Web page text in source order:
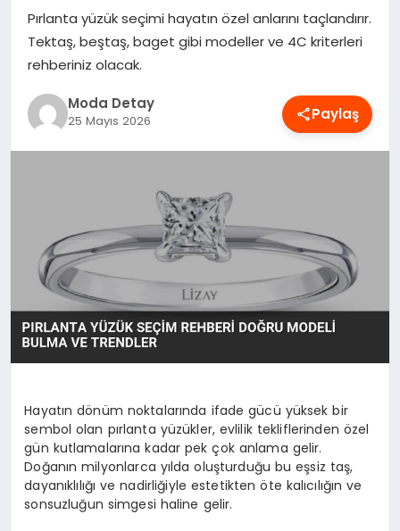
EKONOMI
MAGAZIN
TEKNOLOJI
YAŞAM
Pırlanta yüzük seçimi hayatın özel anlarını taçlandırır.
Tektaş, beştaş, baget gibi modeller ve 4C kriterleri
rehberiniz olacak.
Moda Detay
25 Mayıs 2026 Paylaş
Hayatın dönüm noktalarında ifade gücü yüksek bir
sembol olan pırlanta yüzükler, evlilik tekliflerinden özel
gün kutlamalarına kadar pek çok anlama gelir.
Doğanın milyonlarca yılda oluşturduğu bu eşsiz taş,
dayanıklılığı ve nadirliğiyle estetikten öte kalıcılığın ve
sonsuzluğun simgesi haline gelir.